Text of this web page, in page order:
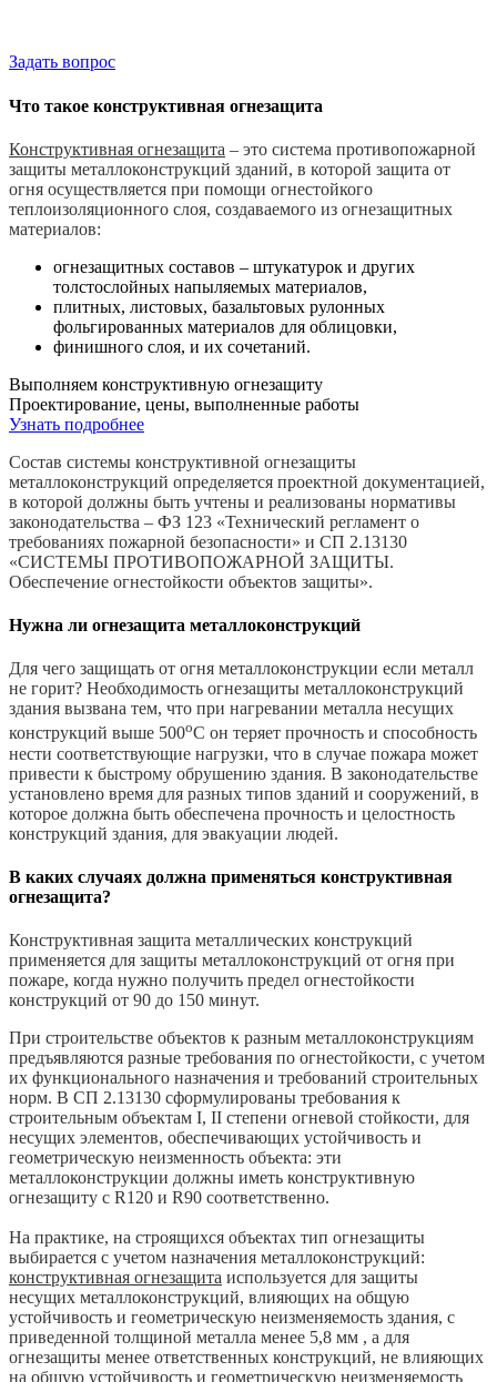
Задать вопрос
Что такое конструктивная огнезащита
Конструктивная огнезащита – это система противопожарной
защиты металлоконструкций зданий, в которой защита от
огня осуществляется при помощи огнестойкого
теплоизоляционного слоя, создаваемого из огнезащитных
материалов:
огнезащитных составов – штукатурок и других
толстослойных напыляемых материалов,
плитных, листовых, базальтовых рулонных
фольгированных материалов для облицовки,
финишного слоя, и их сочетаний.
Выполняем конструктивную огнезащиту
Проектирование, цены, выполненные работы
Узнать подробнее
Состав системы конструктивной огнезащиты
металлоконструкций определяется проектной документацией,
в которой должны быть учтены и реализованы нормативы
законодательства – ФЗ 123 «Технический регламент о
требованиях пожарной безопасности» и СП 2.13130
«СИСТЕМЫ ПРОТИВОПОЖАРНОЙ ЗАЩИТЫ.
Обеспечение огнестойкости объектов защиты».
Нужна ли огнезащита металлоконструкций
Для чего защищать от огня металлоконструкции если металл
не горит? Необходимость огнезащиты металлоконструкций
здания вызвана тем, что при нагревании металла несущих
конструкций выше 500oС он теряет прочность и способность
нести соответствующие нагрузки, что в случае пожара может
привести к быстрому обрушению здания. В законодательстве
установлено время для разных типов зданий и сооружений, в
которое должна быть обеспечена прочность и целостность
конструкций здания, для эвакуации людей.
В каких случаях должна применяться конструктивная
огнезащита?
Конструктивная защита металлических конструкций
применяется для защиты металлоконструкций от огня при
пожаре, когда нужно получить предел огнестойкости
конструкций от 90 до 150 минут.
При строительстве объектов к разным металлоконструкциям
предъявляются разные требования по огнестойкости, с учетом
их функционального назначения и требований строительных
норм. В СП 2.13130 сформулированы требования к
строительным объектам I, II степени огневой стойкости, для
несущих элементов, обеспечивающих устойчивость и
геометрическую неизменность объекта: эти
металлоконструкции должны иметь конструктивную
огнезащиту с R120 и R90 соответственно.
На практике, на строящихся объектах тип огнезащиты
выбирается с учетом назначения металлоконструкций:
конструктивная огнезащита используется для защиты
несущих металлоконструкций, влияющих на общую
устойчивость и геометрическую неизменяемость здания, с
приведенной толщиной металла менее 5,8 мм , а для
огнезащиты менее ответственных конструкций, не влияющих
на общую устойчивость и геометрическую неизменяемость